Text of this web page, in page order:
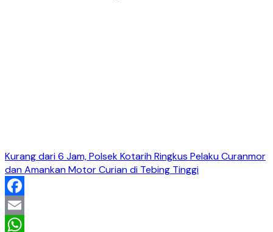
Kurang dari 6 Jam, Polsek Kotarih Ringkus Pelaku Curanmor
dan Amankan Motor Curian di Tebing Tinggi
Facebook
Email